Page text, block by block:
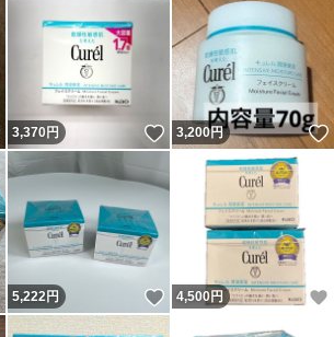
いいね！
3,370円 いいね！
3,200円
いいね！
5,222円 いいね！
4,500円